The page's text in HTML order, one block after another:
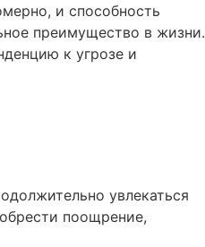
и способность
преимущество в жизни.
к угрозе и
увлекаться
поощрение,